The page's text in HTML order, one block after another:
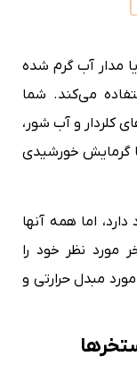
مدار آب گرم شده
می‌کند. شما
کلردار و آب شور،
گرمایش خورشیدی
دارد، اما همه آنها
مورد نظر خود را
مبدل حرارتی و